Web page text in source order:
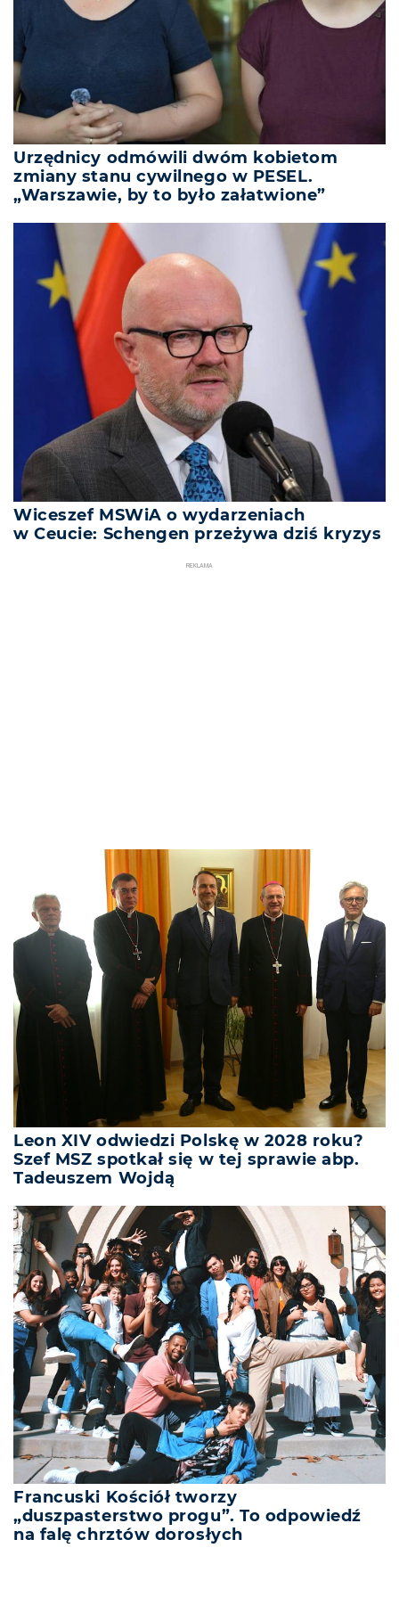
Urzędnicy odmówili dwóm kobietom
zmiany stanu cywilnego w PESEL.
„Warszawie, by to było załatwione”
Wiceszef MSWiA o wydarzeniach
w Ceucie: Schengen przeżywa dziś kryzys
REKLAMA
Leon XIV odwiedzi Polskę w 2028 roku?
Szef MSZ spotkał się w tej sprawie abp.
Tadeuszem Wojdą
Francuski Kościół tworzy
„duszpasterstwo progu”. To odpowiedź
na falę chrztów dorosłych